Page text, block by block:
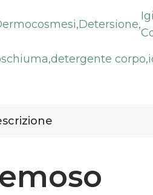
,Detersione,
,detergente corpo,